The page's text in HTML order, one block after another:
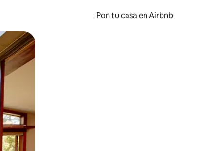
Pon tu casa en Airbnb